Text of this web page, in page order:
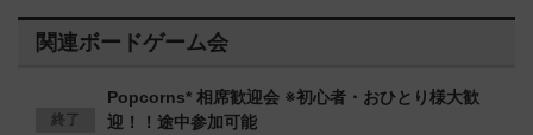
関連ボードゲーム会
終了
Popcorns* 相席歓迎会 ※初心者・おひとり様大歓
迎！！途中参加可能